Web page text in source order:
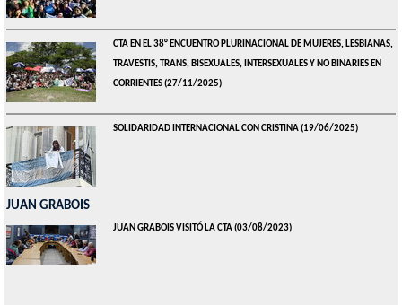
CTA EN EL 38° ENCUENTRO PLURINACIONAL DE MUJERES, LESBIANAS,
TRAVESTIS, TRANS, BISEXUALES, INTERSEXUALES Y NO BINARIES EN
CORRIENTES(27/11/2025)
SOLIDARIDAD INTERNACIONAL CON CRISTINA(19/06/2025)
JUAN GRABOIS
JUAN GRABOIS VISITÓ LA CTA(03/08/2023)